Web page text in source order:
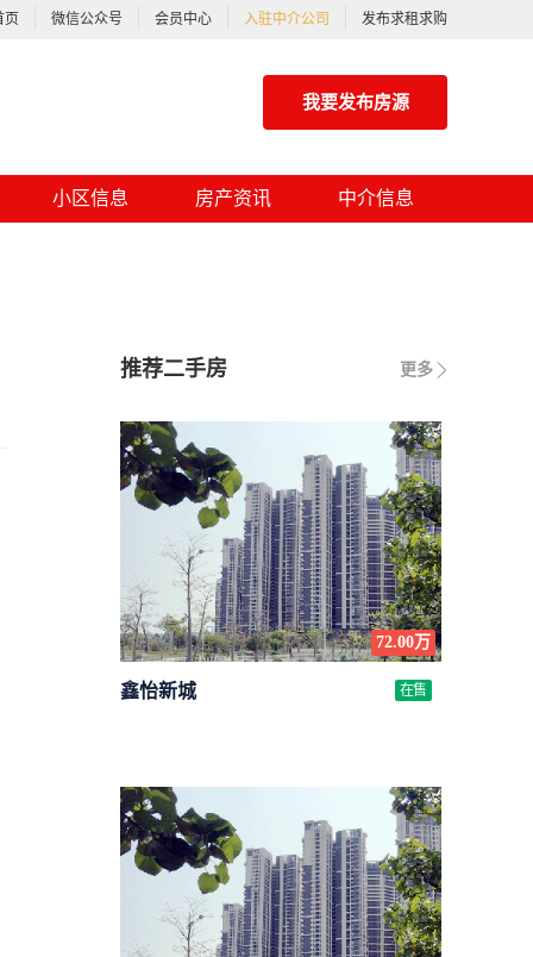
页 微信公众号 会员中心 入驻中介公司 发布求租求购
我要发布房源
小区信息 房产资讯 中介信息
更多
推荐二手房
72.00万
鑫怡新城 在售